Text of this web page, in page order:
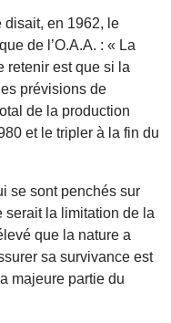
disait, en 1962, le
de l’O.A.A. : « La
retenir est que si la
prévisions de
de la production
et le tripler à la fin du
se sont penchés sur
serait la limitation de la
que la nature a
sa survivance est
majeure partie du